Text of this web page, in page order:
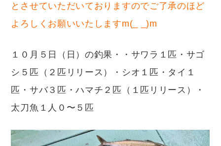
とさせていただいておりますのでご了承のほど
よろしくお願いいたしますm(_ _)m
１０月５日（日）の釣果・・サワラ１匹・サゴ
シ５匹（２匹リリース）・シオ１匹・タイ１
匹・サバ３匹・ハマチ２匹（１匹リリース）・
太刀魚１人０〜５匹